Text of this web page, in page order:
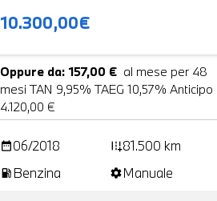
10.300,00€
Oppure da: 157,00 € al mese per 48
mesi TAN 9,95% TAEG 10,57% Anticipo
4.120,00 €
date_range06/2018 add_road81.500 km
local_gas_station Benzina settingsManuale